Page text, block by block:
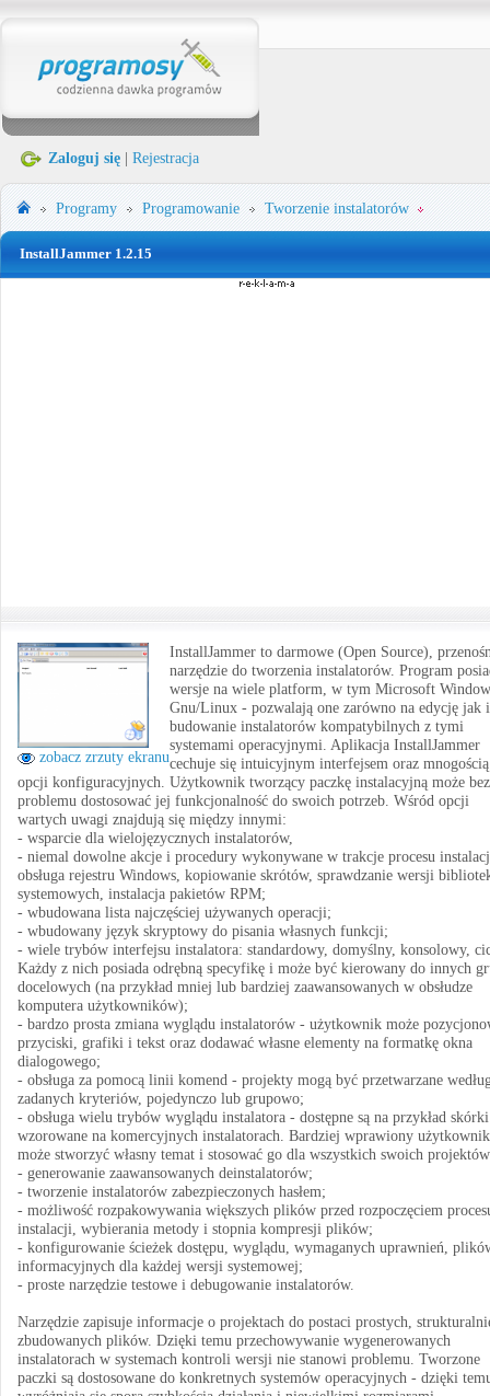
Zaloguj się Rejestracja
Programy Programowanie Tworzenie instalatorów
InstallJammer 1.2.15
zobacz zrzuty ekranu
InstallJammer to darmowe (Open Source),
narzędzie do tworzenia instalatorów. Program
wersje na wiele platform, w tym Microsoft
Gnu/Linux - pozwalają one zarówno na edycję jak i
budowanie instalatorów kompatybilnych z tymi
systemami operacyjnymi. Aplikacja InstallJammer
cechuje się intuicyjnym interfejsem oraz mnogością
opcji konfiguracyjnych. Użytkownik tworzący paczkę instalacyjną może bez
problemu dostosować jej funkcjonalność do swoich potrzeb. Wśród opcji
wartych uwagi znajdują się między innymi:
- wsparcie dla wielojęzycznych instalatorów,
- niemal dowolne akcje i procedury wykonywane w trakcje procesu
obsługa rejestru Windows, kopiowanie skrótów, sprawdzanie wersji
systemowych, instalacja pakietów RPM;
- wbudowana lista najczęściej używanych operacji;
- wbudowany język skryptowy do pisania własnych funkcji;
- wiele trybów interfejsu instalatora: standardowy, domyślny, konsolowy,
Każdy z nich posiada odrębną specyfikę i może być kierowany do innych
docelowych (na przykład mniej lub bardziej zaawansowanych w obsłudze
komputera użytkowników);
- bardzo prosta zmiana wyglądu instalatorów - użytkownik może
przyciski, grafiki i tekst oraz dodawać własne elementy na formatkę okna
dialogowego;
- obsługa za pomocą linii komend - projekty mogą być przetwarzane
zadanych kryteriów, pojedynczo lub grupowo;
- obsługa wielu trybów wyglądu instalatora - dostępne są na przykład skórki
wzorowane na komercyjnych instalatorach. Bardziej wprawiony użytkownik
może stworzyć własny temat i stosować go dla wszystkich swoich
- generowanie zaawansowanych deinstalatorów;
- tworzenie instalatorów zabezpieczonych hasłem;
- możliwość rozpakowywania większych plików przed rozpoczęciem
instalacji, wybierania metody i stopnia kompresji plików;
- konfigurowanie ścieżek dostępu, wyglądu, wymaganych uprawnień,
informacyjnych dla każdej wersji systemowej;
- proste narzędzie testowe i debugowanie instalatorów.
Narzędzie zapisuje informacje o projektach do postaci prostych,
zbudowanych plików. Dzięki temu przechowywanie wygenerowanych
instalatorach w systemach kontroli wersji nie stanowi problemu. Tworzone
paczki są dostosowane do konkretnych systemów operacyjnych - dzięki